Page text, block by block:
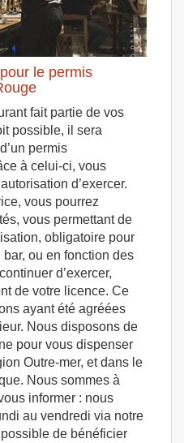
le permis
fait partie de vos
possible, il sera
permis
à celui-ci, vous
d’exercer.
vous pourrez
vous permettant de
obligatoire pour
ou en fonction des
d’exercer,
de votre licence. Ce
ayant été agréées
Nous disposons de
pour vous dispenser
Outre-mer, et dans le
Nous sommes à
informer : nous
au vendredi via notre
de bénéficier